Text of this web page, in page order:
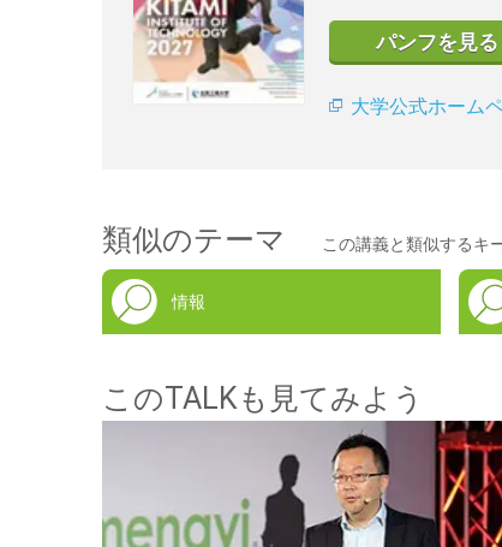
パンフを見る
大学公式ホーム
類似のテーマ この講義と類似するキ
情報
このTALKも見てみよう